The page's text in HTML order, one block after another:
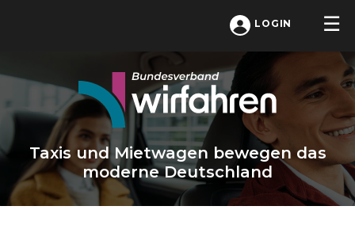
LOGIN
Taxis und Mietwagen bewegen das
moderne Deutschland